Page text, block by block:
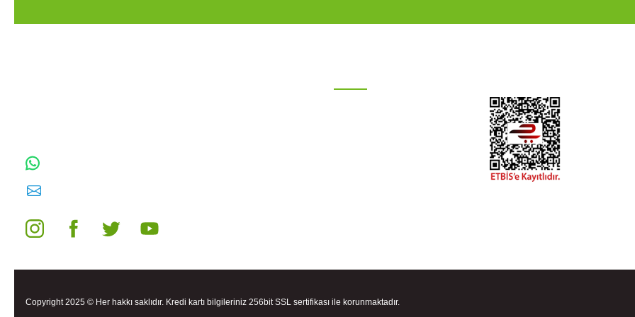
Copyright 2025 © Her hakkı saklıdır. Kredi kartı bilgileriniz 256bit SSL sertifikası ile korunmaktadır.